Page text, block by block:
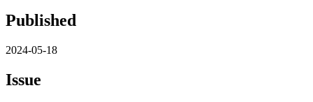
Published
2024-05-18
Issue